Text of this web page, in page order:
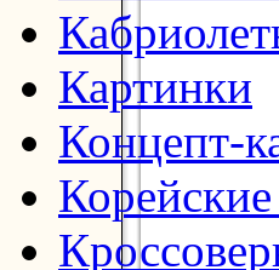
Картинки
Концепт-